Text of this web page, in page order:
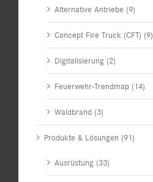
Alternative Antriebe (9)
Concept Fire Truck (CFT) (9)
Digitalisierung (2)
Feuerwehr-Trendmap (14)
Waldbrand (3)
Produkte & Lösungen (91)
Ausrüstung (33)